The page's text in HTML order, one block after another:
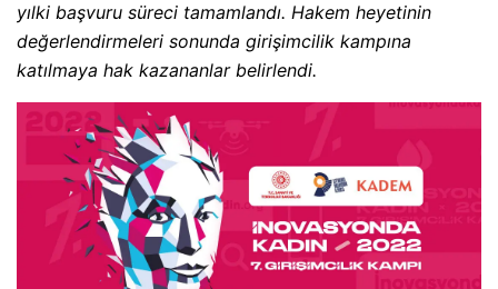
yılki başvuru süreci tamamlandı. Hakem heyetinin
değerlendirmeleri sonunda girişimcilik kampına
katılmaya hak kazananlar belirlendi.